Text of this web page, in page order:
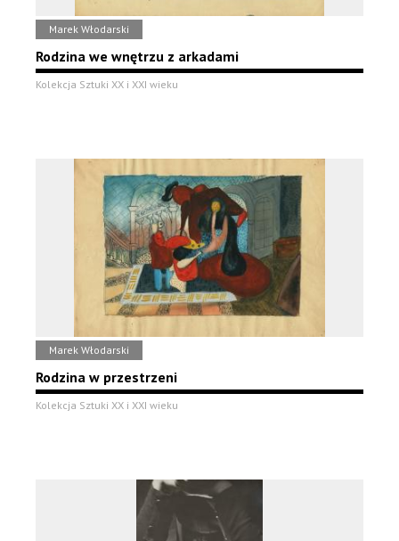
Marek Włodarski
Rodzina we wnętrzu z arkadami
Kolekcja Sztuki XX i XXI wieku
Marek Włodarski
Rodzina w przestrzeni
Kolekcja Sztuki XX i XXI wieku